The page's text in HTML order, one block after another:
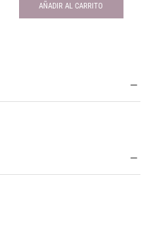
AÑADIR AL CARRITO